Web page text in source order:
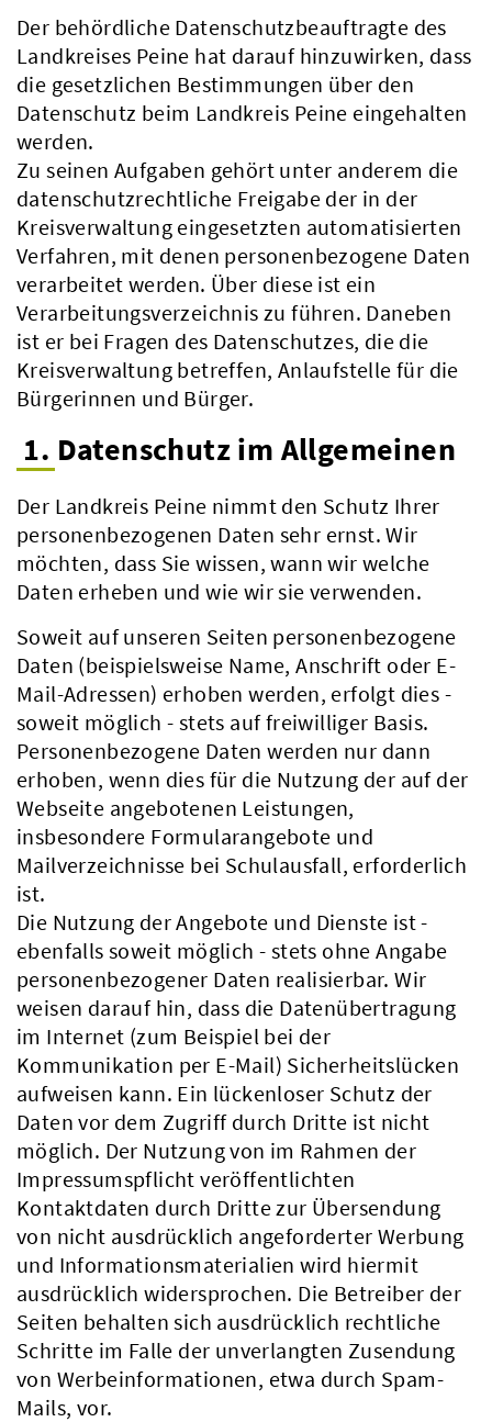
Der behördliche Datenschutzbeauftragte des
Landkreises Peine hat darauf hinzuwirken, dass
die gesetzlichen Bestimmungen über den
Datenschutz beim Landkreis Peine eingehalten
werden.
Zu seinen Aufgaben gehört unter anderem die
datenschutzrechtliche Freigabe der in der
Kreisverwaltung eingesetzten automatisierten
Verfahren, mit denen personenbezogene Daten
verarbeitet werden. Über diese ist ein
Verarbeitungsverzeichnis zu führen. Daneben
ist er bei Fragen des Datenschutzes, die die
Kreisverwaltung betreffen, Anlaufstelle für die
Bürgerinnen und Bürger.
1. Datenschutz im Allgemeinen
Der Landkreis Peine nimmt den Schutz Ihrer
personenbezogenen Daten sehr ernst. Wir
möchten, dass Sie wissen, wann wir welche
Daten erheben und wie wir sie verwenden.
Soweit auf unseren Seiten personenbezogene
Daten (beispielsweise Name, Anschrift oder E-
Mail-Adressen) erhoben werden, erfolgt dies -
soweit möglich - stets auf freiwilliger Basis.
Personenbezogene Daten werden nur dann
erhoben, wenn dies für die Nutzung der auf der
Webseite angebotenen Leistungen,
insbesondere Formularangebote und
Mailverzeichnisse bei Schulausfall, erforderlich
ist.
Die Nutzung der Angebote und Dienste ist -
ebenfalls soweit möglich - stets ohne Angabe
personenbezogener Daten realisierbar. Wir
weisen darauf hin, dass die Datenübertragung
im Internet (zum Beispiel bei der
Kommunikation per E-Mail) Sicherheitslücken
aufweisen kann. Ein lückenloser Schutz der
Daten vor dem Zugriff durch Dritte ist nicht
möglich. Der Nutzung von im Rahmen der
Impressumspflicht veröffentlichten
Kontaktdaten durch Dritte zur Übersendung
von nicht ausdrücklich angeforderter Werbung
und Informationsmaterialien wird hiermit
ausdrücklich widersprochen. Die Betreiber der
Seiten behalten sich ausdrücklich rechtliche
Schritte im Falle der unverlangten Zusendung
von Werbeinformationen, etwa durch Spam-
Mails, vor.